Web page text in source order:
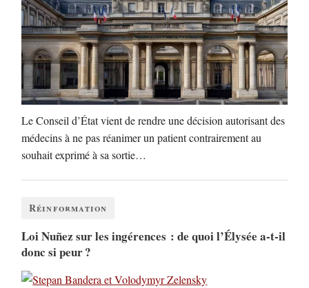
Le Conseil d’État vient de rendre une décision autorisant des
médecins à ne pas réanimer un patient contrairement au
souhait exprimé à sa sortie…
Réinformation
Loi Nuñez sur les ingérences : de quoi l’Élysée a-t-il
donc si peur ?